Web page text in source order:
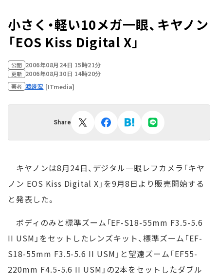
小さく・軽い10メガ一眼、キヤノン
「EOS Kiss Digital X」
公開 2006年08月24日 15時21分
更新 2006年08月30日 14時20分
著者 渡邊宏 [ITmedia]
Share
キヤノンは8月24日、デジタル一眼レフカメラ「キヤ
ノン EOS Kiss Digital X」を9月8日より販売開始する
と発表した。
ボディのみと標準ズーム「EF-S18-55mm F3.5-5.6
II USM」をセットしたレンズキット、標準ズーム「EF-
S18-55mm F3.5-5.6 II USM」と望遠ズーム「EF55-
220mm F4.5-5.6 II USM」の2本をセットしたダブル